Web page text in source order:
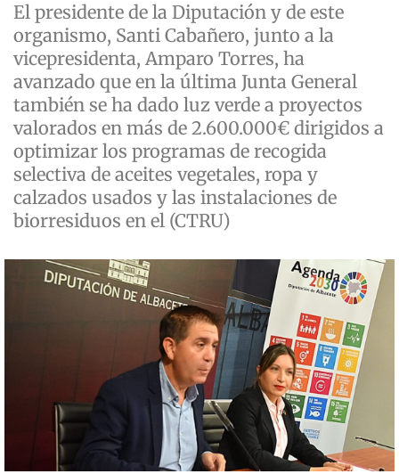
El presidente de la Diputación y de este
organismo, Santi Cabañero, junto a la
vicepresidenta, Amparo Torres, ha
avanzado que en la última Junta General
también se ha dado luz verde a proyectos
valorados en más de 2.600.000€ dirigidos a
optimizar los programas de recogida
selectiva de aceites vegetales, ropa y
calzados usados y las instalaciones de
biorresiduos en el (CTRU)